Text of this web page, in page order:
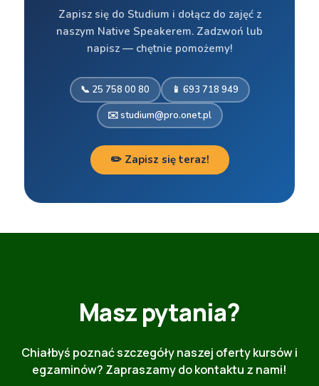
Zapisz się do Studium i dołącz do zajęć z
naszym Native Speakerem. Zadzwoń lub
napisz — chętnie pomożemy!
📞 25 758 00 80
📱 693 718 949
✉️ studium@pro.onet.pl
✏️ Zapisz się teraz!
Masz pytania?
Chiałbyś poznać szczegóły naszej oferty kursów i
egzaminów? Zapraszamy do kontaktu z nami!